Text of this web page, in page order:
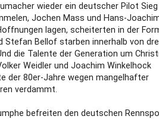
wieder ein deutscher Pilot Sieg
Jochen Mass und Hans-
lagen, scheiterten in der
Stefan Bellof starben innerhalb von
die Talente der Generation um
Weidler und Joachim Winkelhock
der 80er-Jahre wegen mangelhafter
verdammt.
befreiten den deutschen